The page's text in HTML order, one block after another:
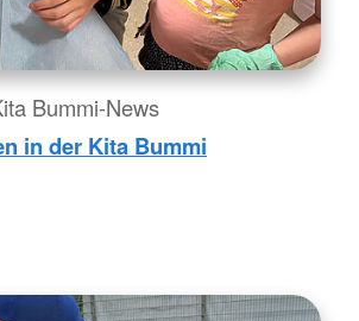
Bummi-News
in der Kita Bummi